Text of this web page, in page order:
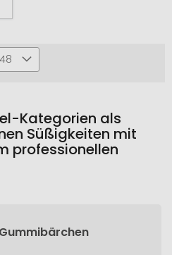
48
Kategorien als
Süßigkeiten mit
professionellen